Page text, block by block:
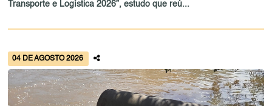
Transporte e Logística 2026”, estudo que reú...
04 DE AGOSTO 2026